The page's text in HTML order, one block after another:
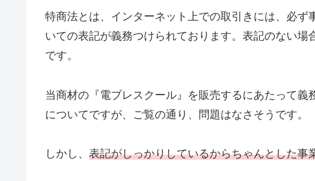
特商法とは、インターネット上での取引きには、必
いての表記が義務つけられております。表記のない
です。
当商材の『電ブレスクール』を販売するにあたって
についてですが、ご覧の通り、問題はなさそうです。
しかし、 表記がしっかりしているからちゃんとした